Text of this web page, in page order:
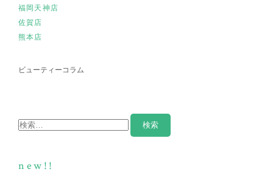
福岡天神店
佐賀店
熊本店
ビューティーコラム
new!!